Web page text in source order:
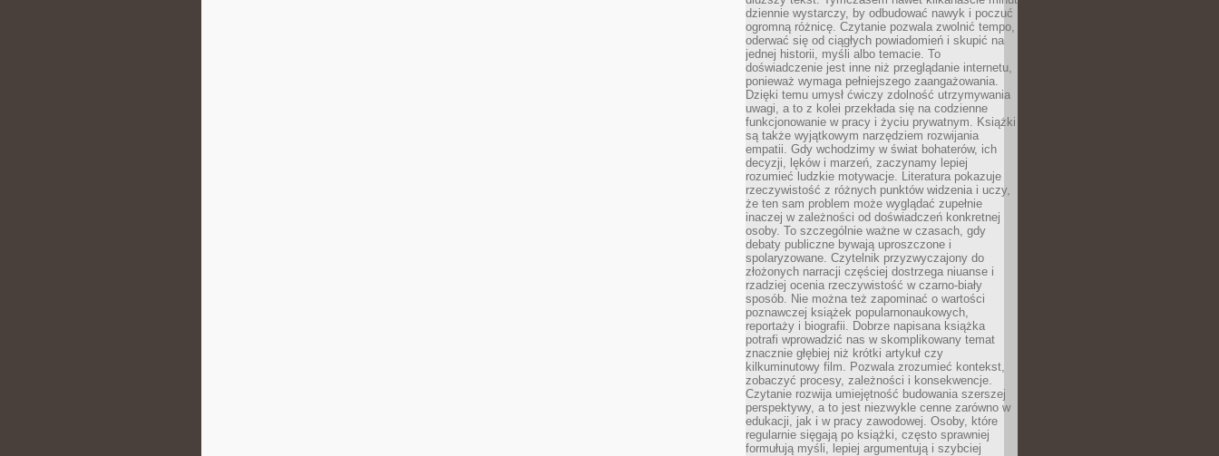
dziennie wystarczy, by odbudować nawyk i poczuć
ogromną różnicę. Czytanie pozwala zwolnić tempo,
oderwać się od ciągłych powiadomień i skupić na
jednej historii, myśli albo temacie. To
doświadczenie jest inne niż przeglądanie internetu,
ponieważ wymaga pełniejszego zaangażowania.
Dzięki temu umysł ćwiczy zdolność utrzymywania
uwagi, a to z kolei przekłada się na codzienne
funkcjonowanie w pracy i życiu prywatnym. Książki
są także wyjątkowym narzędziem rozwijania
empatii. Gdy wchodzimy w świat bohaterów, ich
decyzji, lęków i marzeń, zaczynamy lepiej
rozumieć ludzkie motywacje. Literatura pokazuje
rzeczywistość z różnych punktów widzenia i uczy,
że ten sam problem może wyglądać zupełnie
inaczej w zależności od doświadczeń konkretnej
osoby. To szczególnie ważne w czasach, gdy
debaty publiczne bywają uproszczone i
spolaryzowane. Czytelnik przyzwyczajony do
złożonych narracji częściej dostrzega niuanse i
rzadziej ocenia rzeczywistość w czarno-biały
sposób. Nie można też zapominać o wartości
poznawczej książek popularnonaukowych,
reportaży i biografii. Dobrze napisana książka
potrafi wprowadzić nas w skomplikowany temat
znacznie głębiej niż krótki artykuł czy
kilkuminutowy film. Pozwala zrozumieć kontekst,
zobaczyć procesy, zależności i konsekwencje.
Czytanie rozwija umiejętność budowania szerszej
perspektywy, a to jest niezwykle cenne zarówno w
edukacji, jak i w pracy zawodowej. Osoby, które
regularnie sięgają po książki, często sprawniej
formułują myśli, lepiej argumentują i szybciej